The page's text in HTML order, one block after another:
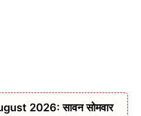
2026: सावन सोमवार